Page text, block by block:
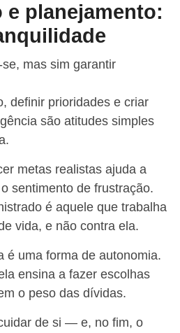
e planejamento:
mas sim garantir
definir prioridades e criar
são atitudes simples
metas realistas ajuda a
sentimento de frustração.
é aquele que trabalha
vida, e não contra ela.
é uma forma de autonomia.
ensina a fazer escolhas
o peso das dívidas.
de si — e, no fim, o